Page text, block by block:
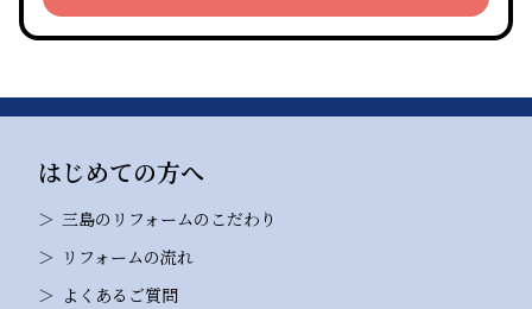
はじめての方へ
三島のリフォームのこだわり
リフォームの流れ
よくあるご質問